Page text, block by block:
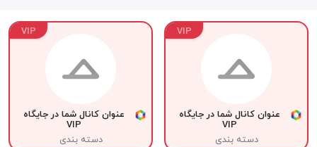
VIP
عنوان کانال شما در جایگاه
VIP
دسته بندی
VIP
عنوان کانال شما در جایگاه
VIP
دسته بندی